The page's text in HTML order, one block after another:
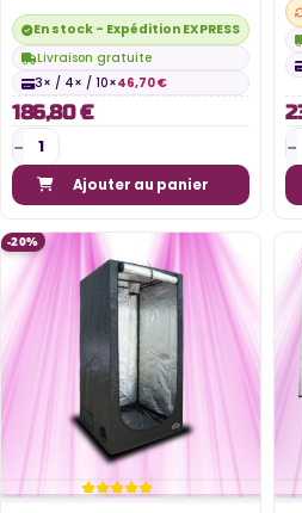
En stock - Expédition EXPRESS
Livraison gratuite
3× / 4× / 10×46,70 €
186,80 €
Ajouter au panier
-20%